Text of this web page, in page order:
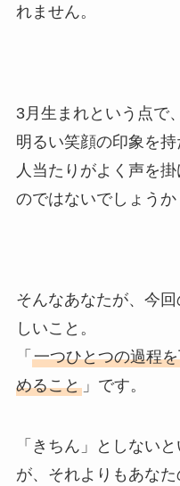
れません。
3月生まれという点で
明るい笑顔の印象を持
人当たりがよく声を
のではないでしょうか
そんなあなたが、今
しいこと。
「 一つひとつの過程
めること」です。
「きちん」としない
が、それよりもあな